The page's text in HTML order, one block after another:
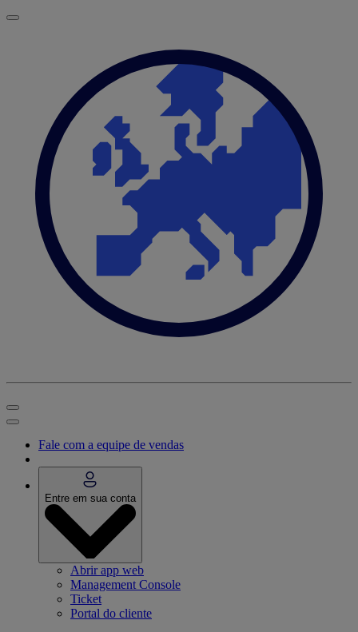
Fale com a equipe de vendas
Entre em sua conta
Abrir app web
Management Console
Ticket
Portal do cliente